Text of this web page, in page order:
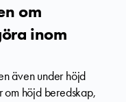
om
inom
även under höjd
om höjd beredskap,